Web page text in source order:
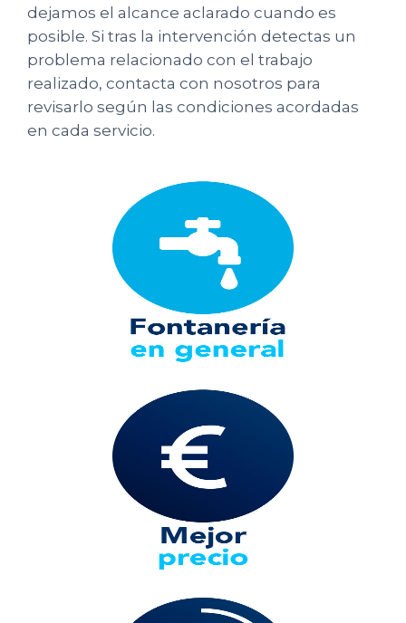
dejamos el alcance aclarado cuando es
posible. Si tras la intervención detectas un
problema relacionado con el trabajo
realizado, contacta con nosotros para
revisarlo según las condiciones acordadas
en cada servicio.